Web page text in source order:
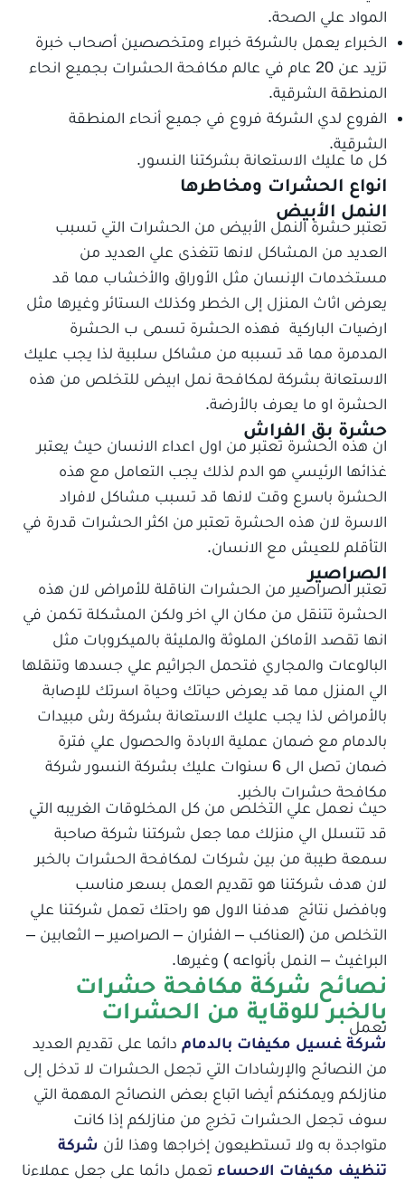
المواد علي الصحة.
الخبراء يعمل بالشركة خبراء ومتخصصين أصحاب خبرة
تزيد عن 20 عام في عالم مكافحة الحشرات بجميع انحاء
المنطقة الشرقية.
الفروع لدي الشركة فروع في جميع أنحاء المنطقة
الشرقية.
كل ما عليك الاستعانة بشركتنا النسور.
انواع الحشرات ومخاطرها
النمل الأبيض
تعتبر حشرة النمل الأبيض من الحشرات التي تسبب
العديد من المشاكل لانها تتغذى علي العديد من
مستخدمات الإنسان مثل الأوراق والأخشاب مما قد
يعرض اثاث المنزل إلى الخطر وكذلك الستائر وغيرها مثل
ارضيات الباركية فهذه الحشرة تسمى ب الحشرة
المدمرة مما قد تسببه من مشاكل سلبية لذا يجب عليك
الاستعانة بشركة لمكافحة نمل ابيض للتخلص من هذه
الحشرة او ما يعرف بالأرضة.
حشرة بق الفراش
ان هذه الحشرة تعتبر من اول اعداء الانسان حيث يعتبر
غذائها الرئيسي هو الدم لذلك يجب التعامل مع هذه
الحشرة باسرع وقت لانها قد تسبب مشاكل لافراد
الاسرة لان هذه الحشرة تعتبر من اكثر الحشرات قدرة في
التأقلم للعيش مع الانسان.
الصراصير
تعتبر الصراصير من الحشرات الناقلة للأمراض لان هذه
الحشرة تتنقل من مكان الي اخر ولكن المشكلة تكمن في
انها تقصد الأماكن الملوثة والمليئة بالميكروبات مثل
البالوعات والمجاري فتحمل الجراثيم علي جسدها وتنقلها
الي المنزل مما قد يعرض حياتك وحياة اسرتك للإصابة
بالأمراض لذا يجب عليك الاستعانة بشركة رش مبيدات
بالدمام مع ضمان عملية الابادة والحصول علي فترة
ضمان تصل الى 6 سنوات عليك بشركة النسور شركة
مكافحة حشرات بالخبر.
حيث نعمل علي التخلص من كل المخلوقات الغريبه التي
قد تتسلل الي منزلك مما جعل شركتنا شركة صاحبة
سمعة طيبة من بين شركات لمكافحة الحشرات بالخبر
لان هدف شركتنا هو تقديم العمل بسعر مناسب
وبافضل نتائج هدفنا الاول هو راحتك تعمل شركتنا علي
التخلص من (العناكب – الفئران – الصراصير – الثعابين –
البراغيث – النمل بأنواعه ) وغيرها.
نصائح شركة مكافحة حشرات
بالخبر للوقاية من الحشرات
تعمل
شركة غسيل مكيفات بالدمام دائما على تقديم العديد
من النصائح والإرشادات التي تجعل الحشرات لا تدخل إلى
منازلكم ويمكنكم أيضا اتباع بعض النصائح المهمة التي
سوف تجعل الحشرات تخرج من منازلكم إذا كانت
متواجدة به ولا تستطيعون إخراجها وهذا لأن شركة
تنظيف مكيفات الاحساء تعمل دائما على جعل عملاءنا